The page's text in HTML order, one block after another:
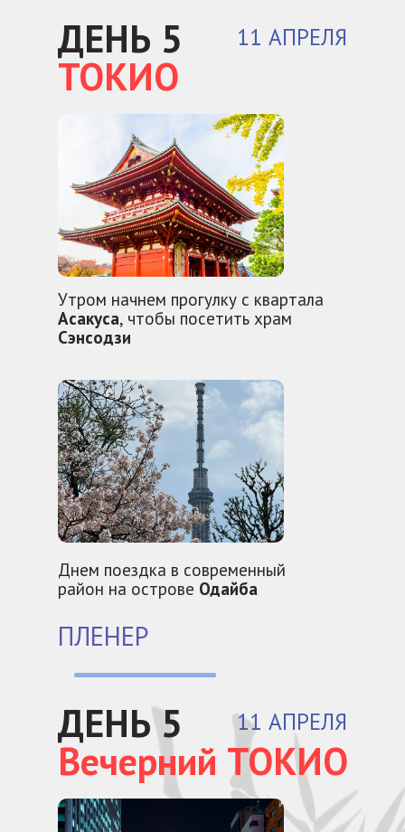
Утром начнем прогулку с квартала
Асакуса, чтобы посетить храм
Сэнсодзи
ДЕНЬ 5
ТОКИО
11 АПРЕЛЯ
11 АПРЕЛЯ
ДЕНЬ 5
Вечерний ТОКИО
Днем поездка в современный
район на острове Одайба
ПЛЕНЕР